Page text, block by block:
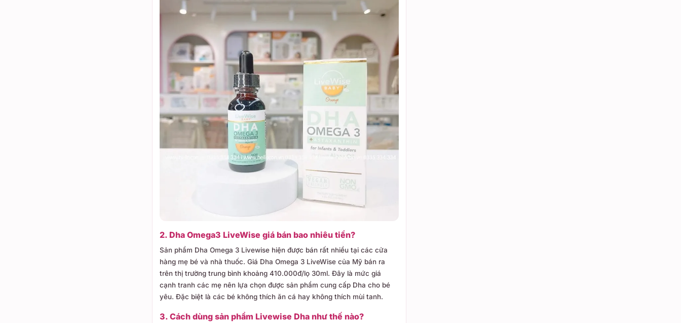
2. Dha Omega3 LiveWise giá bán bao nhiêu tiền?
Sản phẩm Dha Omega 3 Livewise hiện được bán rất nhiều tại các cửa
hàng mẹ bé và nhà thuốc. Giá Dha Omega 3 LiveWise của Mỹ bán ra
trên thị trường trung bình khoảng 410.000đ/lọ 30ml. Đây là mức giá
cạnh tranh các mẹ nên lựa chọn được sản phẩm cung cấp Dha cho bé
yêu. Đặc biệt là các bé không thích ăn cá hay không thích mùi tanh.
3. Cách dùng sản phẩm Livewise Dha như thế nào?